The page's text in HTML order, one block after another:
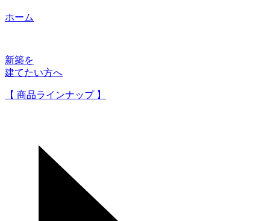
ホーム
新築を
建てたい方へ
【 商品ラインナップ 】